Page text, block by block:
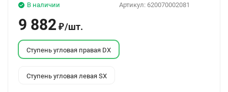
Артикул: 620070002081
В наличии
9 882 ₽/шт.
Ступень угловая правая DX
Ступень угловая левая SX